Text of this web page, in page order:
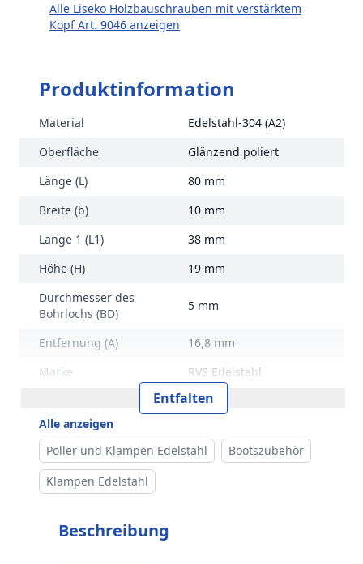
Alle Liseko Holzbauschrauben mit verstärktem
Kopf Art. 9046 anzeigen
Produktinformation
Material
Edelstahl-304 (A2)
Oberfläche
Glänzend poliert
Länge (L)
80 mm
Breite (b)
10 mm
Länge 1 (L1)
38 mm
Höhe (H)
19 mm
Durchmesser des
Bohrlochs (BD)
5 mm
Entfernung (A)
16,8 mm
Marke
RVS Edelstahl
Entfalten
Alle anzeigen
Poller und Klampen Edelstahl
Bootszubehör
Klampen Edelstahl
Beschreibung